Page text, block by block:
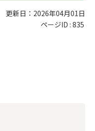
更新日：2026年04月01日
ページID : 835